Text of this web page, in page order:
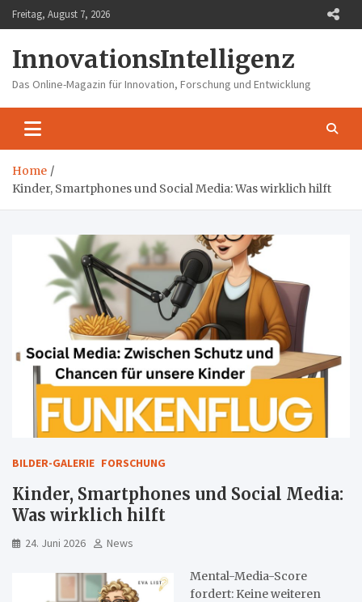
Skip
to
Freitag, August 7, 2026
InnovationsIntelligenz
Das Online-Magazin für Innovation, Forschung und Entwicklung
Home
Kinder, Smartphones und Social Media: Was wirklich hilft
BILDER-GALERIE FORSCHUNG
Kinder, Smartphones und Social Media:
Was wirklich hilft
24. Juni 2026 News
Mental-Media-Score
fordert: Keine weiteren